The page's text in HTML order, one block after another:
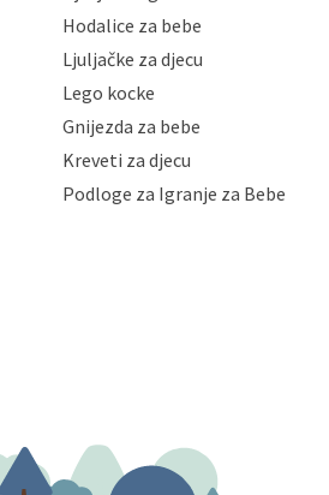
web stranica, čuva povjerljivost
te omogućava pristup i
podataka samo onim svojim
su isti potrebni radi provedbe
dozvoljeni zakonima. Napominjemo
doba, u potpunosti ili djelomice,
aktivnosti obrade Vaših osobnih
privole možete podnijeti poštom na
ili e-mailom na adresu:
Hodalice za bebe
Ljuljačke za djecu
Lego kocke
Gnijezda za bebe
Kreveti za djecu
Podloge za Igranje za Bebe